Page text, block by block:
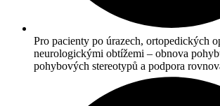
Pro pacienty po úrazech, ortopedických
neurologickými obtížemi – obnova
pohybových stereotypů a podpora